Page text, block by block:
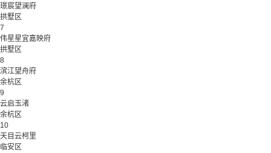
璟宸望澜府
拱墅区
7
伟星星宜嘉映府
拱墅区
8
滨江望舟府
余杭区
9
云启玉渚
余杭区
10
天目云柯里
临安区